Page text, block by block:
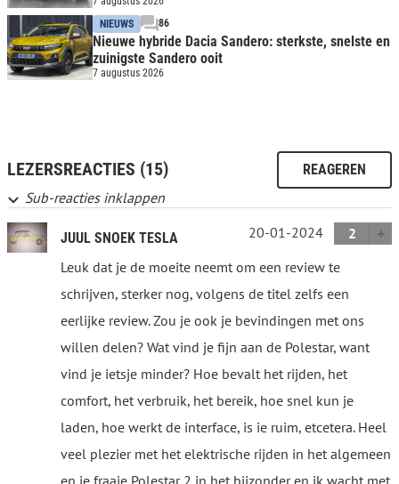
NIEUWS
86
Nieuwe hybride Dacia Sandero: sterkste, snelste en
zuinigste Sandero ooit
7 augustus 2026
LEZERSREACTIES (15) REAGEREN
Sub-reacties inklappen
JUUL SNOEK TESLA 20-01-2024
2
Leuk dat je de moeite neemt om een review te
schrijven, sterker nog, volgens de titel zelfs een
eerlijke review. Zou je ook je bevindingen met ons
willen delen? Wat vind je fijn aan de Polestar, want
vind je ietsje minder? Hoe bevalt het rijden, het
comfort, het verbruik, het bereik, hoe snel kun je
laden, hoe werkt de interface, is ie ruim, etcetera. Heel
veel plezier met het elektrische rijden in het algemeen
en je fraaie Polestar 2 in het bijzonder en ik wacht met